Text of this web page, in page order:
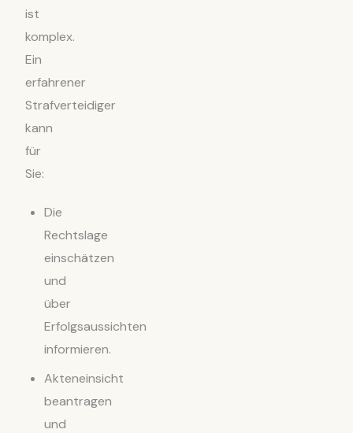
ist
komplex.
Ein
erfahrener
Strafverteidiger
kann
für
Sie:
Die
Rechtslage
einschätzen
und
über
Erfolgsaussichten
informieren.
Akteneinsicht
beantragen
und